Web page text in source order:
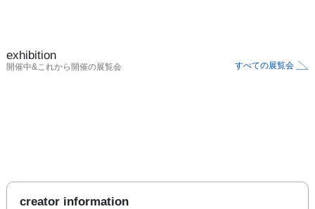
exhibition
開催中&これから開催の展覧会 すべての展覧会
creator information